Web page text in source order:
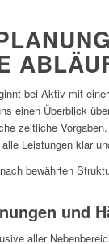
bei Aktiv mit
einen Überblick
zeitliche
Leistungen klar
bewährten
und
aller